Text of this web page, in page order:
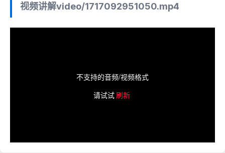
视频讲解video/1717092951050.mp4
不支持的音频/视频格式
请试试 刷新